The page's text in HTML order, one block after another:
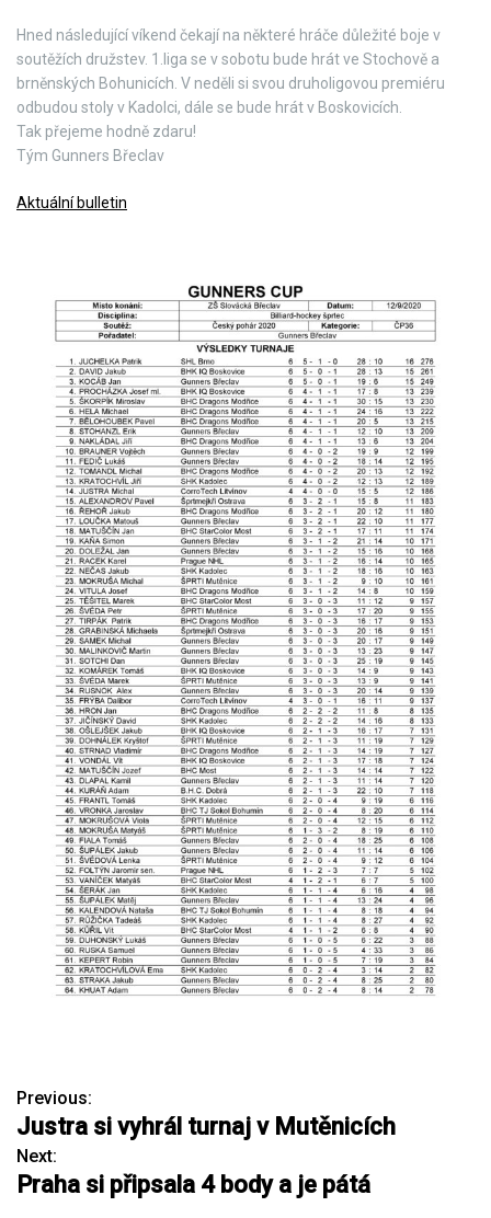
Hned následující víkend čekají na některé hráče důležité boje v
soutěžích družstev. 1.liga se v sobotu bude hrát ve Stochově a
brněnských Bohunicích. V neděli si svou druholigovou premiéru
odbudou stoly v Kadolci, dále se bude hrát v Boskovicích.
Tak přejeme hodně zdaru!
Tým Gunners Břeclav
Aktuální bulletin
N
a
v
Previous:
Justra si vyhrál turnaj v Mutěnicích
Next:
Praha si připsala 4 body a je pátá